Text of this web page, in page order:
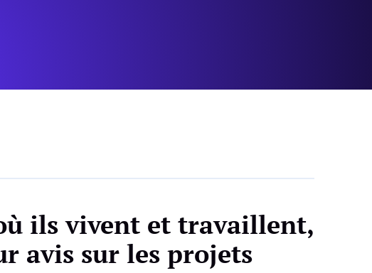
ils vivent et travaillent,
avis sur les projets